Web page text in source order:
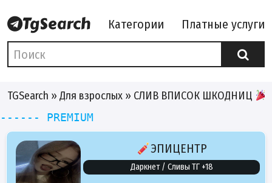
Категории Платные услуги
TGSearch » Для взрослых » СЛИВ ВПИСОК ШКОДНИЦ
------ PREMIUM
ЭПИЦЕНТР
Даркнет / Сливы ТГ +18